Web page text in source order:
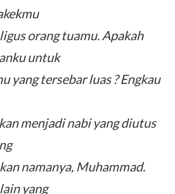
orang tuamu. Apakah
untuk
yang tersebar luas ? Engkau
menjadi nabi yang diutus
namanya, Muhammad.
yang